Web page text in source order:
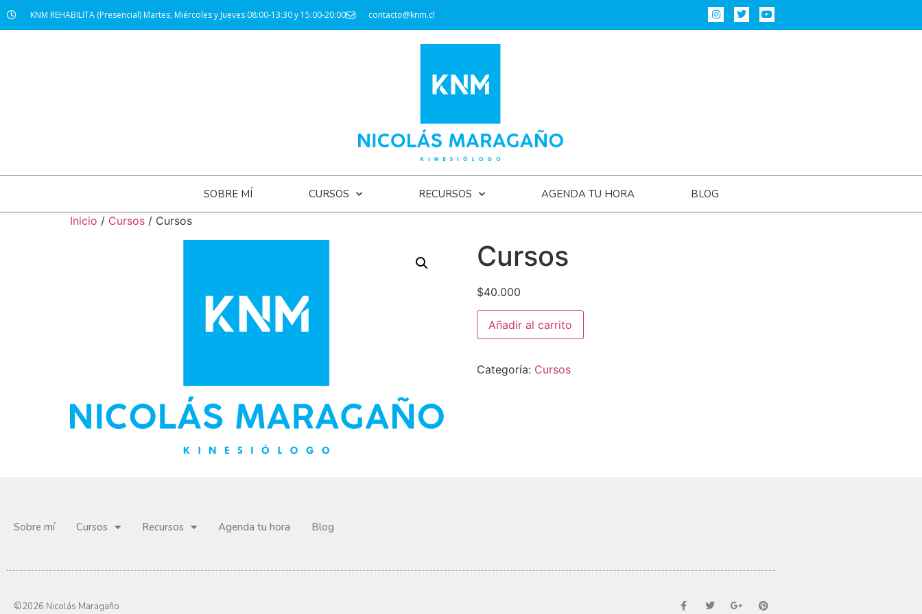
KNM REHABILITA (Presencial) Martes, Miércoles y Jueves 08:00-13:30 y 15:00-20:00 contacto@knm.cl
SOBRE MÍ CURSOS RECURSOS AGENDA TU HORA
BLOG
Inicio / Cursos / Cursos
Cursos
$40.000
Añadir al carrito
Categoría: Cursos
Sobre mí Cursos Recursos Agenda tu hora Blog
©2026 Nicolás Maragaño